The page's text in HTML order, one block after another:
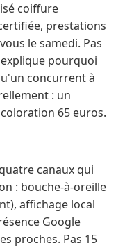
coiffure
prestations
le samedi. Pas
pourquoi
concurrent à
: un
65 euros.
canaux qui
: bouche-à-oreille
affichage local
Google
proches. Pas 15